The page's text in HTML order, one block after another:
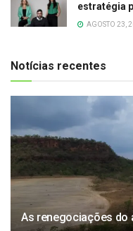
estratégia
AGOSTO 23,
Notícias recentes
As renegociações do